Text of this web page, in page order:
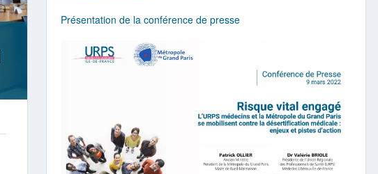
Présentation de la conférence de presse